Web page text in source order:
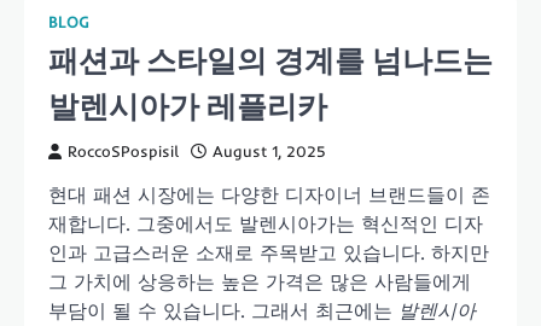
BLOG
패션과 스타일의 경계를 넘나드는
발렌시아가 레플리카
RoccoSPospisil August 1, 2025
현대 패션 시장에는 다양한 디자이너 브랜드들이 존
재합니다. 그중에서도 발렌시아가는 혁신적인 디자
인과 고급스러운 소재로 주목받고 있습니다. 하지만
그 가치에 상응하는 높은 가격은 많은 사람들에게
부담이 될 수 있습니다. 그래서 최근에는 발렌시아